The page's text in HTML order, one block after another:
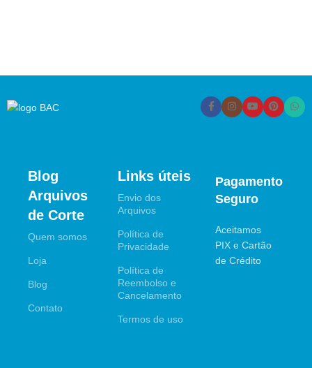
Blog
Arquivos
de Corte
Quem somos
Loja
Blog
Contato
Links úteis
Envio dos
Arquivos
Política de
Privacidade
Política de
Reembolso e
Cancelamento
Termos de uso
Pagamento
Seguro
Aceitamos
PIX e Cartão
de Crédito